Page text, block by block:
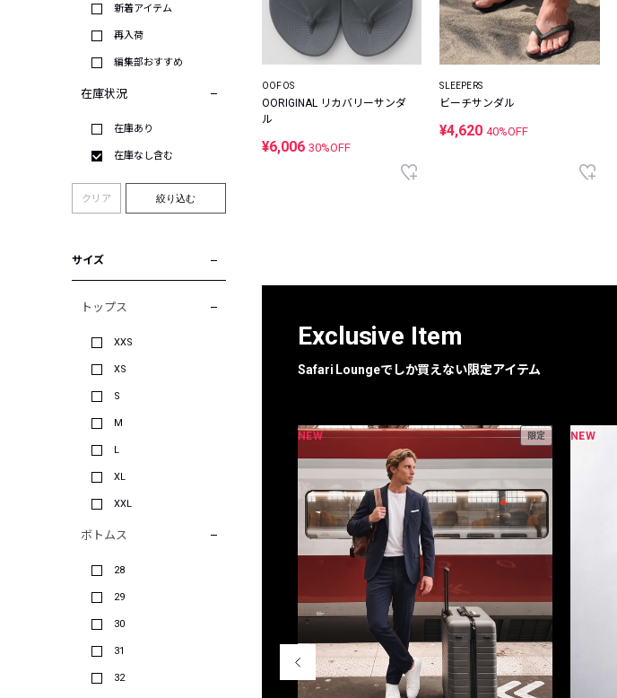
新着アイテム
再入荷
編集部おすすめ
在庫状況
在庫あり
在庫なし含む
クリア 絞り込む
サイズ
トップス
XXS
XS
S
M
L
XL
XXL
ボトムス
28
29
30
31
32
OOFOS
OORIGINAL リカバリーサンダ
ル
¥6,006 30%OFF
SLEEPERS
ビーチサンダル
¥4,62040%OFF
Exclusive Item
Safari Loungeでしか買えない限定アイテム
NEW 限定 NEW